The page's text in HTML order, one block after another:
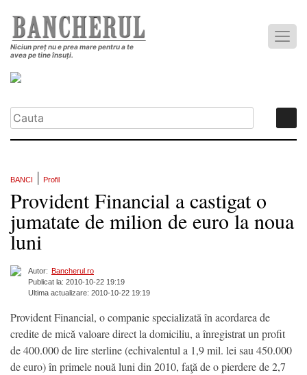
Niciun preț nu e prea mare pentru a te
avea pe tine însuți.
BANCI Profil
Provident Financial a castigat o
jumatate de milion de euro la noua
luni
Autor: Bancherul.ro
Publicat la: 2010-10-22 19:19
Ultima actualizare: 2010-10-22 19:19
Provident Financial, o companie specializată în acordarea de
credite de mică valoare direct la domiciliu, a înregistrat un profit
de 400.000 de lire sterline (echivalentul a 1,9 mil. lei sau 450.000
de euro) în primele nouă luni din 2010, faţă de o pierdere de 2,7